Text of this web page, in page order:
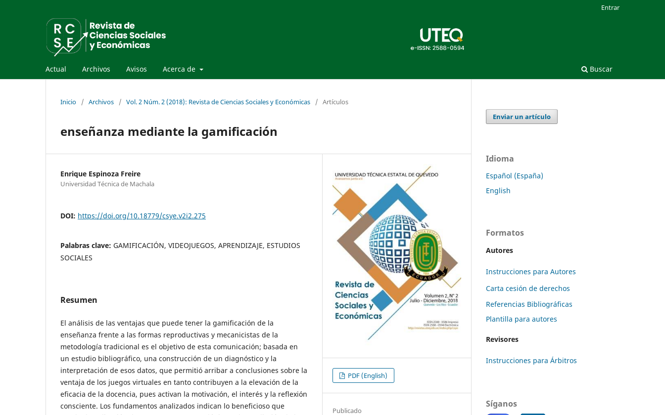
Actual Archivos Avisos Acerca de Buscar
Entrar
Inicio / Archivos / Vol. 2 Núm. 2 (2018): Revista de Ciencias Sociales y Económicas / Artículos
enseñanza mediante la gamificación
Enrique Espinoza Freire
Universidad Técnica de Machala
DOI: https://doi.org/10.18779/csye.v2i2.275
Palabras clave: GAMIFICACIÓN, VIDEOJUEGOS, APRENDIZAJE, ESTUDIOS
SOCIALES
Resumen
El análisis de las ventajas que puede tener la gamificación de la
enseñanza frente a las formas reproductivas y mecanicistas de la
metodología tradicional es el objetivo de esta comunicación; basada en
un estudio bibliográfico, una construcción de un diagnóstico y la
interpretación de esos datos, que permitió arribar a conclusiones sobre la
ventaja de los juegos virtuales en tanto contribuyen a la elevación de la
eficacia de la docencia, pues activan la motivación, el interés y la reflexión
consciente. Los fundamentos analizados indican lo beneficioso que
PDF (English)
Publicado
Enviar un artículo
Idioma
Español (España)
English
Formatos
Autores
Instrucciones para Autores
Carta cesión de derechos
Referencias Bibliográficas
Plantilla para autores
Revisores
Instrucciones para Árbitros
Síganos